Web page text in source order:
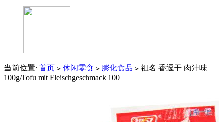
当前位置: 首页 > 休闲零食 > 膨化食品 > 祖名 香逗干 肉汁味
100g/Tofu mit Fleischgeschmack 100